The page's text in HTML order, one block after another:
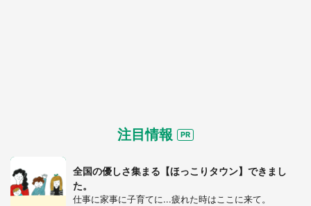
注目情報
全国の優しさ集まる【ほっこりタウン】できまし
た。
仕事に家事に子育てに...疲れた時はここに来て。